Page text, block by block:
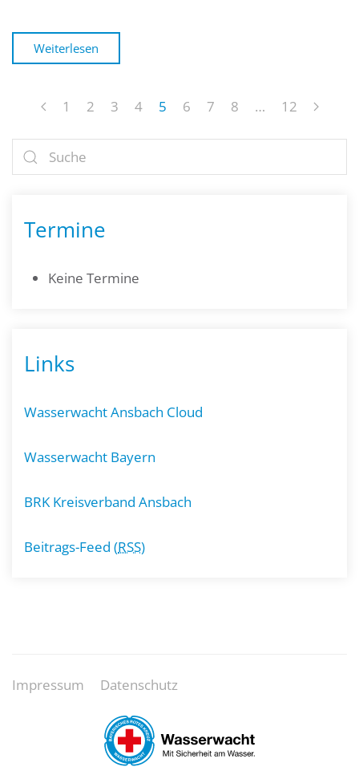
Weiterlesen
1 2 3 4 5 6 7 8 … 12
Termine
Keine Termine
Links
Wasserwacht Ansbach Cloud
Wasserwacht Bayern
BRK Kreisverband Ansbach
Beitrags-Feed (RSS)
Impressum Datenschutz